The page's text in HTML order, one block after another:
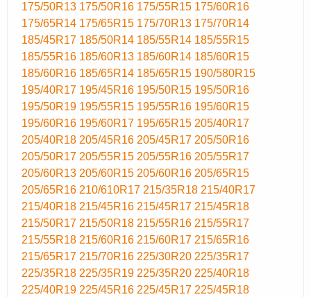
175/50R13 175/50R16 175/55R15 175/60R16
175/65R14 175/65R15 175/70R13 175/70R14
185/45R17 185/50R14 185/55R14 185/55R15
185/55R16 185/60R13 185/60R14 185/60R15
185/60R16 185/65R14 185/65R15 190/580R15
195/40R17 195/45R16 195/50R15 195/50R16
195/50R19 195/55R15 195/55R16 195/60R15
195/60R16 195/60R17 195/65R15 205/40R17
205/40R18 205/45R16 205/45R17 205/50R16
205/50R17 205/55R15 205/55R16 205/55R17
205/60R13 205/60R15 205/60R16 205/65R15
205/65R16 210/610R17 215/35R18 215/40R17
215/40R18 215/45R16 215/45R17 215/45R18
215/50R17 215/50R18 215/55R16 215/55R17
215/55R18 215/60R16 215/60R17 215/65R16
215/65R17 215/70R16 225/30R20 225/35R17
225/35R18 225/35R19 225/35R20 225/40R18
225/40R19 225/45R16 225/45R17 225/45R18